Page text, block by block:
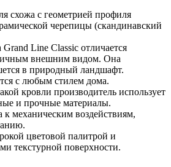
схожа с геометрией профиля
черепицы (скандинавский
Line Classic отличается
внешним видом. Она
в природный ландшафт.
с любым стилем дома.
кровли производитель использует
и прочные материалы.
к механическим воздействиям,
цветовой палитрой и
текстурной поверхности.